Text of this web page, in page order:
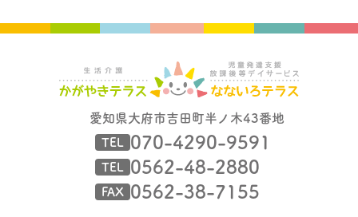
愛知県大府市吉田町半ノ木43番地
TEL 070-4290-9591
TEL 0562-48-2880
FAX 0562-38-7155